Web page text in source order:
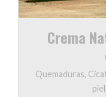
Crema
Quemaduras,